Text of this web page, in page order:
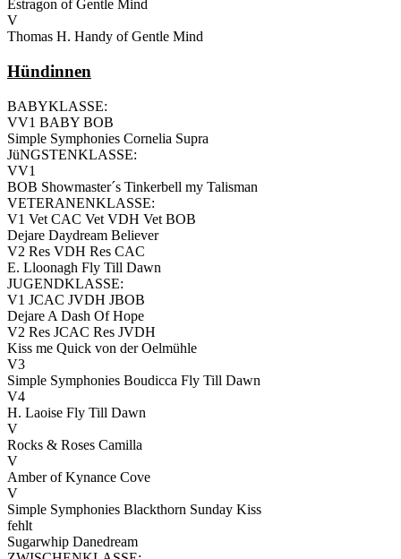
Estragon of Gentle Mind
V
Thomas H. Handy of Gentle Mind
Hündinnen
BABYKLASSE:
VV1 BABY BOB
Simple Symphonies Cornelia Supra
JüNGSTENKLASSE:
VV1
BOB Showmaster´s Tinkerbell my Talisman
VETERANENKLASSE:
V1 Vet CAC Vet VDH Vet BOB
Dejare Daydream Believer
V2 Res VDH Res CAC
E. Lloonagh Fly Till Dawn
JUGENDKLASSE:
V1 JCAC JVDH JBOB
Dejare A Dash Of Hope
V2 Res JCAC Res JVDH
Kiss me Quick von der Oelmühle
V3
Simple Symphonies Boudicca Fly Till Dawn
V4
H. Laoise Fly Till Dawn
V
Rocks & Roses Camilla
V
Amber of Kynance Cove
V
Simple Symphonies Blackthorn Sunday Kiss
fehlt
Sugarwhip Danedream